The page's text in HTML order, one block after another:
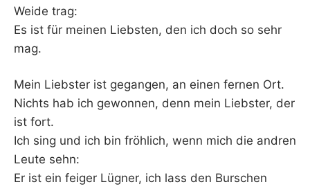
Weide trag:
Es ist für meinen Liebsten, den ich doch so sehr
mag.
Mein Liebster ist gegangen, an einen fernen Ort.
Nichts hab ich gewonnen, denn mein Liebster, der
ist fort.
Ich sing und ich bin fröhlich, wenn mich die andren
Leute sehn:
Er ist ein feiger Lügner, ich lass den Burschen